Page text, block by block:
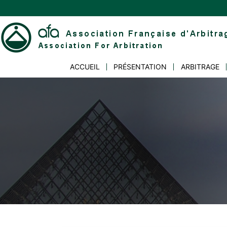
to
content
ACCUEIL PRÉSENTATION ARBITRAGE